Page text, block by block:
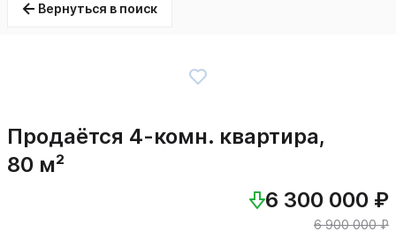
Вернуться в поиск
Продаётся 4-комн. квартира,
80 м²
6 300 000 ₽
6 900 000 ₽